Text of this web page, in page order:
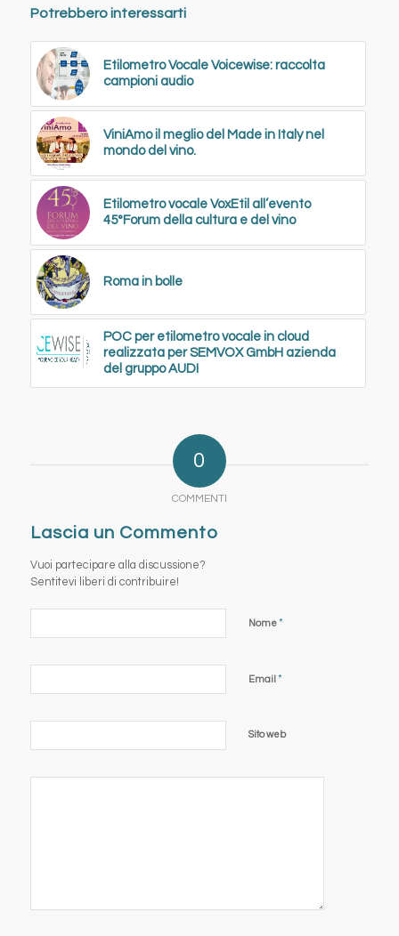
Potrebbero interessarti
Etilometro Vocale Voicewise: raccolta
campioni audio
ViniAmo il meglio del Made in Italy nel
mondo del vino.
Etilometro vocale VoxEtil all’evento
45°Forum della cultura e del vino
Roma in bolle
POC per etilometro vocale in cloud
realizzata per SEMVOX GmbH azienda
del gruppo AUDI
0
COMMENTI
Lascia un Commento
Vuoi partecipare alla discussione?
Sentitevi liberi di contribuire!
Nome*
Email *
Sito web